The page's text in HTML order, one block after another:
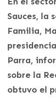
Sauces, la
Familia,
Parra,
sobre la
obtuvo el